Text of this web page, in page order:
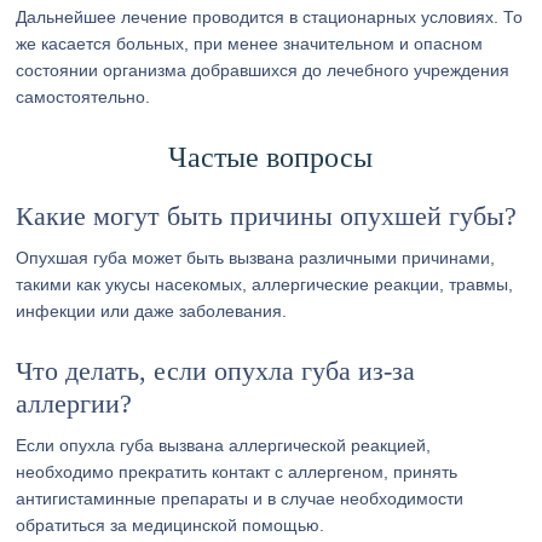
Дальнейшее лечение проводится в стационарных условиях. То
же касается больных, при менее значительном и опасном
состоянии организма добравшихся до лечебного учреждения
самостоятельно.
Частые вопросы
Какие могут быть причины опухшей губы?
Опухшая губа может быть вызвана различными причинами,
такими как укусы насекомых, аллергические реакции, травмы,
инфекции или даже заболевания.
Что делать, если опухла губа из-за
аллергии?
Если опухла губа вызвана аллергической реакцией,
необходимо прекратить контакт с аллергеном, принять
антигистаминные препараты и в случае необходимости
обратиться за медицинской помощью.